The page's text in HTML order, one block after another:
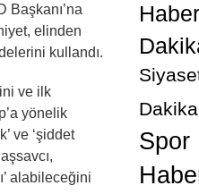
Başkanı’na
elinden
kullandı.
ve ilk
yönelik
ve ‘şiddet
alabileceğini
Dakika
Spor